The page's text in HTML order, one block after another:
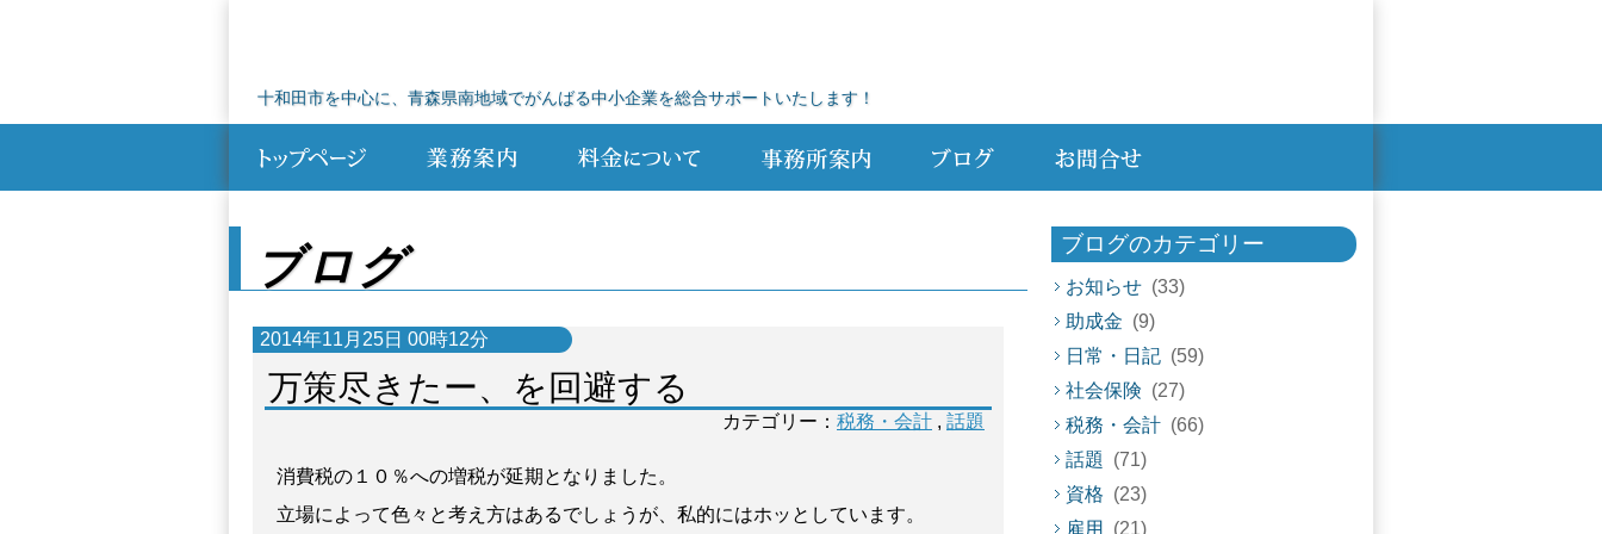
十和田市を中心に、青森県南地域でがんばる中小企業を総合サポートいたします！
ブログ
2014年11月25日 00時12分
万策尽きたー、を回避する
カテゴリー： 税務・会計 , 話題
消費税の１０％への増税が延期となりました。
立場によって色々と考え方はあるでしょうが、私的にはホッとしています。
ブログのカテゴリー
お知らせ (33)
助成金 (9)
日常・日記 (59)
社会保険 (27)
税務・会計 (66)
話題
(71)
資格 (23)
雇用
(21)